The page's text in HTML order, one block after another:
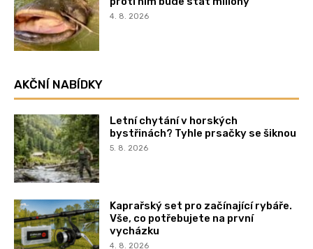
4. 8. 2026
AKČNÍ NABÍDKY
Letní chytání v horských
bystřinách? Tyhle prsačky se šiknou
5. 8. 2026
Kaprařský set pro začínající rybáře.
Vše, co potřebujete na první
vycházku
4. 8. 2026